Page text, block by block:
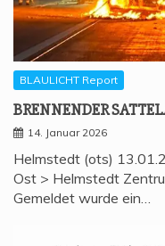
BLAULICHT Report
BREN­NEN­DER
14. Januar 2026
Helmstedt (ots)
Ost > Helmstedt
Gemeldet wurde ein…